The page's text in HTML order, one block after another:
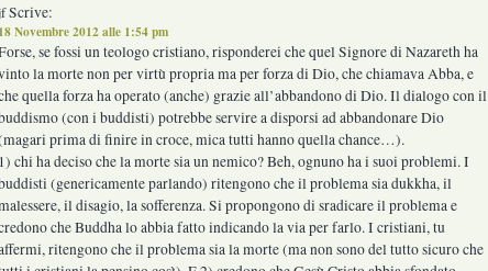
Scrive:
18 Novembre 2012 alle 1:54 pm
se fossi un teologo cristiano, risponderei che quel Signore di Nazareth ha
la morte non per virtù propria ma per forza di Dio, che chiamava Abba, e
quella forza ha operato (anche) grazie all’abbandono di Dio. Il dialogo con il
(con i buddisti) potrebbe servire a disporsi ad abbandonare Dio
prima di finire in croce, mica tutti hanno quella chance…).
1) chi ha deciso che la morte sia un nemico? Beh, ognuno ha i suoi problemi. I
(genericamente parlando) ritengono che il problema sia dukkha, il
il disagio, la sofferenza. Si propongono di sradicare il problema e
che Buddha lo abbia fatto indicando la via per farlo. I cristiani, tu
ritengono che il problema sia la morte (ma non sono del tutto sicuro che